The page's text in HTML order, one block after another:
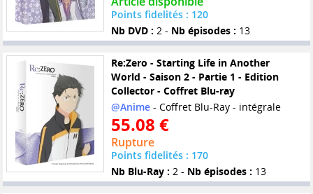
Points fidelités : 120
Nb DVD : 2 - Nb épisodes : 13
Re:Zero - Starting Life in Another
World - Saison 2 - Partie 1 - Edition
Collector - Coffret Blu-ray
@Anime- Coffret Blu-Ray - intégrale
55.08 €
Rupture
Points fidelités : 170
Nb Blu-Ray : 2 - Nb épisodes : 13